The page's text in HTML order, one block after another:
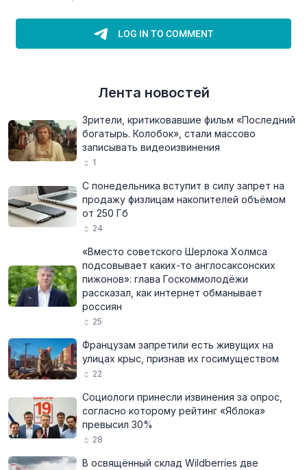
Лента новостей
Зрители, критиковавшие фильм «Последний
богатырь. Колобок», стали массово
записывать видеоизвинения
1
С понедельника вступит в силу запрет на
продажу физлицам накопителей объёмом
от 250 Гб
24
«Вместо советского Шерлока Холмса
подсовывает каких-то англосаксонских
пижонов»: глава Госкоммолодёжи
рассказал, как интернет обманывает
россиян
25
Французам запретили есть живущих на
улицах крыс, признав их госимуществом
22
Социологи принесли извинения за опрос,
согласно которому рейтинг «Яблока»
превысил 30%
28
В освящённый склад Wildberries две